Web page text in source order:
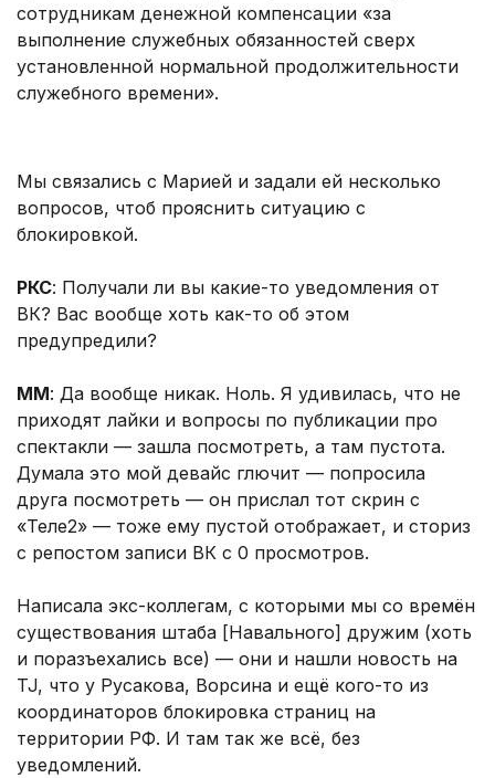
сотрудникам денежной компенсации «за
выполнение служебных обязанностей сверх
установленной нормальной продолжительности
служебного времени».
Мы связались с Марией и задали ей несколько
вопросов, чтоб прояснить ситуацию с
блокировкой.
РКС: Получали ли вы какие-то уведомления от
ВК? Вас вообще хоть как-то об этом
предупредили?
ММ: Да вообще никак. Ноль. Я удивилась, что не
приходят лайки и вопросы по публикации про
спектакли — зашла посмотреть, а там пустота.
Думала это мой девайс глючит — попросила
друга посмотреть — он прислал тот скрин с
«Теле2» — тоже ему пустой отображает, и сториз
с репостом записи ВК с 0 просмотров.
Написала экс-коллегам, с которыми мы со времён
существования штаба [Навального] дружим (хоть
и поразъехались все) — они и нашли новость на
TJ, что у Русакова, Ворсина и ещё кого-то из
координаторов блокировка страниц на
территории РФ. И там так же всё, без
уведомлений.